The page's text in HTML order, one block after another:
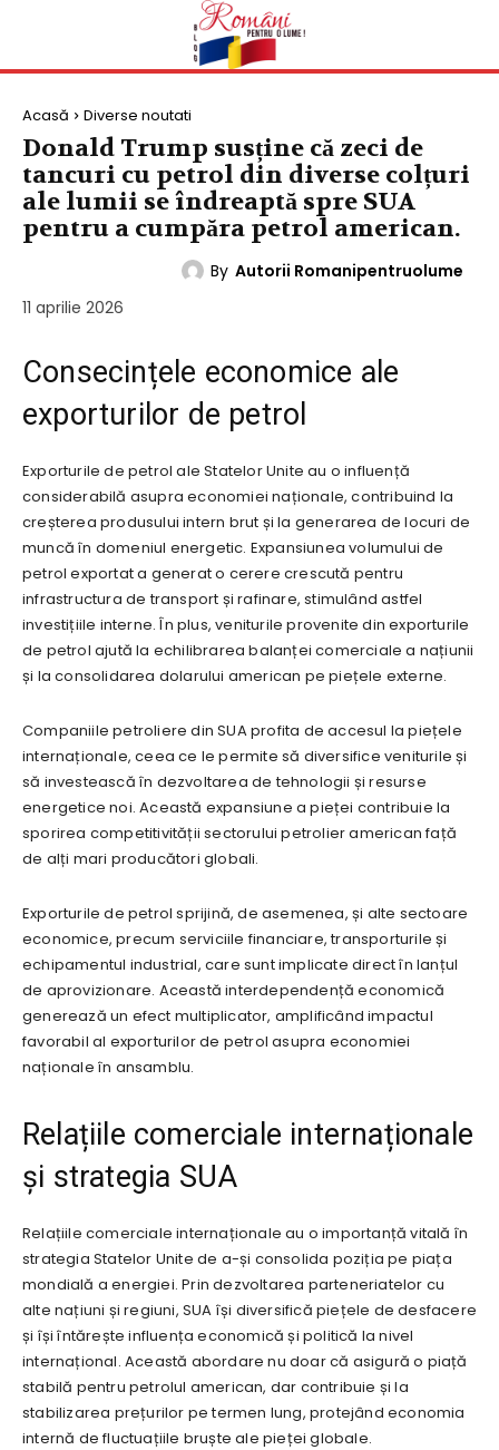
Acasă Diverse noutati
Donald Trump susține că zeci de
tancuri cu petrol din diverse colțuri
ale lumii se îndreaptă spre SUA
pentru a cumpăra petrol american.
By Autorii Romanipentruolume
11 aprilie 2026
Consecințele economice ale
exporturilor de petrol
Exporturile de petrol ale Statelor Unite au o influență
considerabilă asupra economiei naționale, contribuind la
creșterea produsului intern brut și la generarea de locuri de
muncă în domeniul energetic. Expansiunea volumului de
petrol exportat a generat o cerere crescută pentru
infrastructura de transport și rafinare, stimulând astfel
investițiile interne. În plus, veniturile provenite din exporturile
de petrol ajută la echilibrarea balanței comerciale a națiunii
și la consolidarea dolarului american pe piețele externe.
Companiile petroliere din SUA profita de accesul la piețele
internaționale, ceea ce le permite să diversifice veniturile și
să investească în dezvoltarea de tehnologii și resurse
energetice noi. Această expansiune a pieței contribuie la
sporirea competitivității sectorului petrolier american față
de alți mari producători globali.
Exporturile de petrol sprijină, de asemenea, și alte sectoare
economice, precum serviciile financiare, transporturile și
echipamentul industrial, care sunt implicate direct în lanțul
de aprovizionare. Această interdependență economică
generează un efect multiplicator, amplificând impactul
favorabil al exporturilor de petrol asupra economiei
naționale în ansamblu.
Relațiile comerciale internaționale
și strategia SUA
Relațiile comerciale internaționale au o importanță vitală în
strategia Statelor Unite de a-și consolida poziția pe piața
mondială a energiei. Prin dezvoltarea parteneriatelor cu
alte națiuni și regiuni, SUA își diversifică piețele de desfacere
și își întărește influența economică și politică la nivel
internațional. Această abordare nu doar că asigură o piață
stabilă pentru petrolul american, dar contribuie și la
stabilizarea prețurilor pe termen lung, protejând economia
internă de fluctuațiile bruște ale pieței globale.